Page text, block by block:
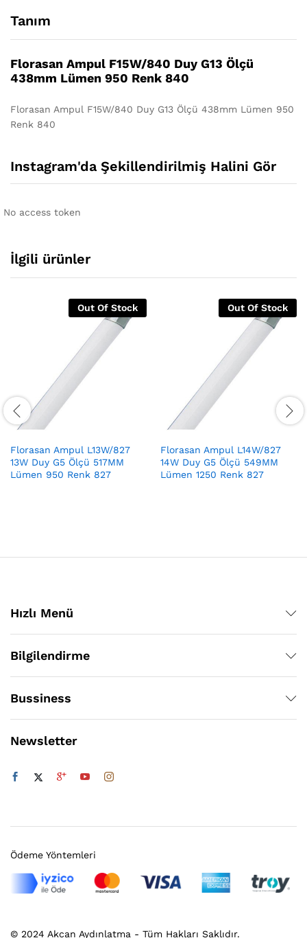
Tanım
Florasan Ampul F15W/840 Duy G13 Ölçü
438mm Lümen 950 Renk 840
Florasan Ampul F15W/840 Duy G13 Ölçü 438mm Lümen 950
Renk 840
Instagram'da Şekillendirilmiş Halini Gör
No access token
İlgili ürünler
Out Of Stock
Florasan Ampul L13W/827
13W Duy G5 Ölçü 517MM
Lümen 950 Renk 827
Out Of Stock
Florasan Ampul L14W/827
14W Duy G5 Ölçü 549MM
Lümen 1250 Renk 827
Hızlı Menü
Bilgilendirme
Bussiness
Newsletter
© 2024 Akcan Aydınlatma - Tüm Hakları Saklıdır.
Ödeme Yöntemleri